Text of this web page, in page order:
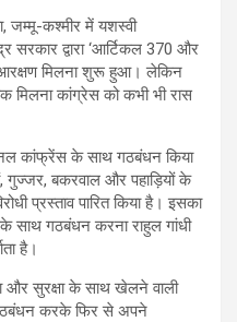
जम्मू-कश्मीर में यशस्वी
द्वारा ‘आर्टिकल 370 और
आरक्षण मिलना शुरू हुआ। लेकिन
मिलना कांग्रेस को कभी भी रास
कांफ्रेंस के साथ गठबंधन किया
गुज्जर, बकरवाल और पहाड़ियों के
प्रस्ताव पारित किया है। इसका
साथ गठबंधन करना राहुल गांधी
है।
और सुरक्षा के साथ खेलने वाली
करके फिर से अपने